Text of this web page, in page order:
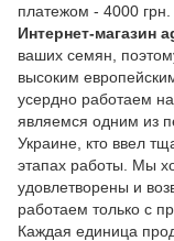
платежом - 4000 грн.
Интернет-магазин
ваших семян,
высоким
усердно работаем
являемся одним из
Украине, кто ввел
этапах работы. Мы
удовлетворены и
работаем только с
Каждая единица